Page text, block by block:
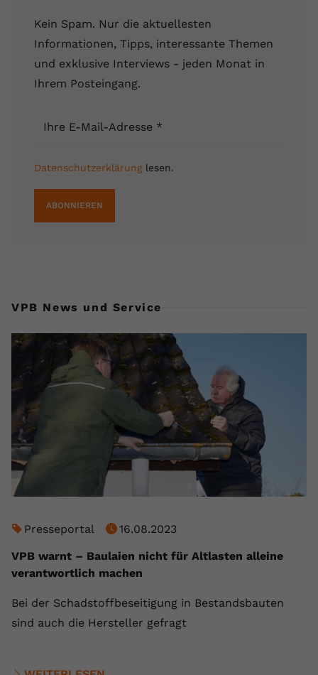
Kein Spam. Nur die aktuellesten
Informationen, Tipps, interessante Themen
und exklusive Interviews - jeden Monat in
Ihrem Posteingang.
Ihre E-Mail-Adresse *
Datenschutzerklärunglesen.
ABONNIEREN
VPB News und Service
Presseportal
16.08.2023
VPB warnt – Baulaien nicht für Altlasten alleine
verantwortlich machen
Bei der Schadstoffbeseitigung in Bestandsbauten
sind auch die Hersteller gefragt